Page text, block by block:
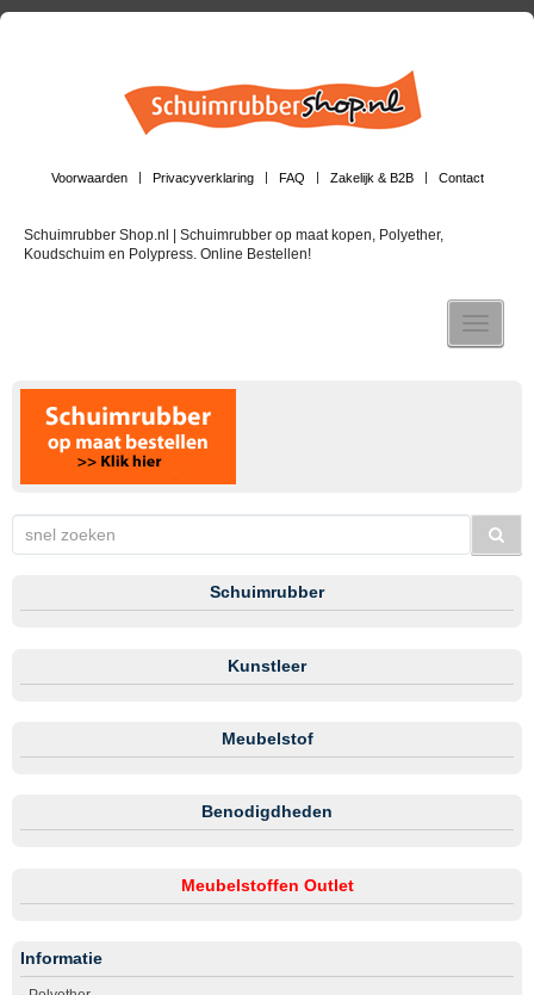
Voorwaarden Privacyverklaring FAQ Zakelijk & B2B Contact
Schuimrubber Shop.nl | Schuimrubber op maat kopen, Polyether,
Koudschuim en Polypress. Online Bestellen!
Toggle
Schuimrubber
Kunstleer
Meubelstof
Benodigdheden
Meubelstoffen Outlet
Informatie